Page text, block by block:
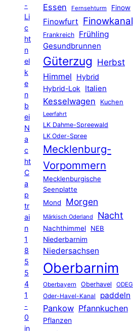
-
Li
c
ht
n
el
k
e
n
b
ei
N
a
c
ht
C
a
p
tr
ai
n
1
8
5
5
4
1
-
0
in
Essen Fernsehturm Finow
Finowfurt Finowkanal
Frankreich Frühling
Gesundbrunnen
Güterzug Herbst
Himmel
Hybrid
Hybrid-Lok Italien
Kesselwagen Kuchen
Leerfahrt
LK Dahme-Spreewald
LK Oder-Spree
Mecklenburg-
Vorpommern
Mecklenburgische
Seenplatte
Mond
Morgen
Märkisch Oderland Nacht
Nachthimmel
NEB
Niederbarnim
Niedersachsen
Oberbarnim
Oberbayern Oberhavel ODEG
Oder-Havel-Kanal paddeln
Pankow Pfannkuchen
Pflanzen